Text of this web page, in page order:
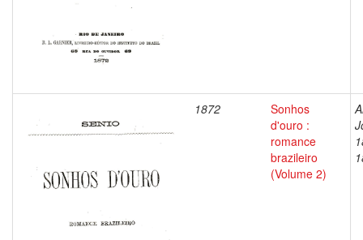
1872
Sonhos
d'ouro :
romance
brazileiro
(Volume 2)